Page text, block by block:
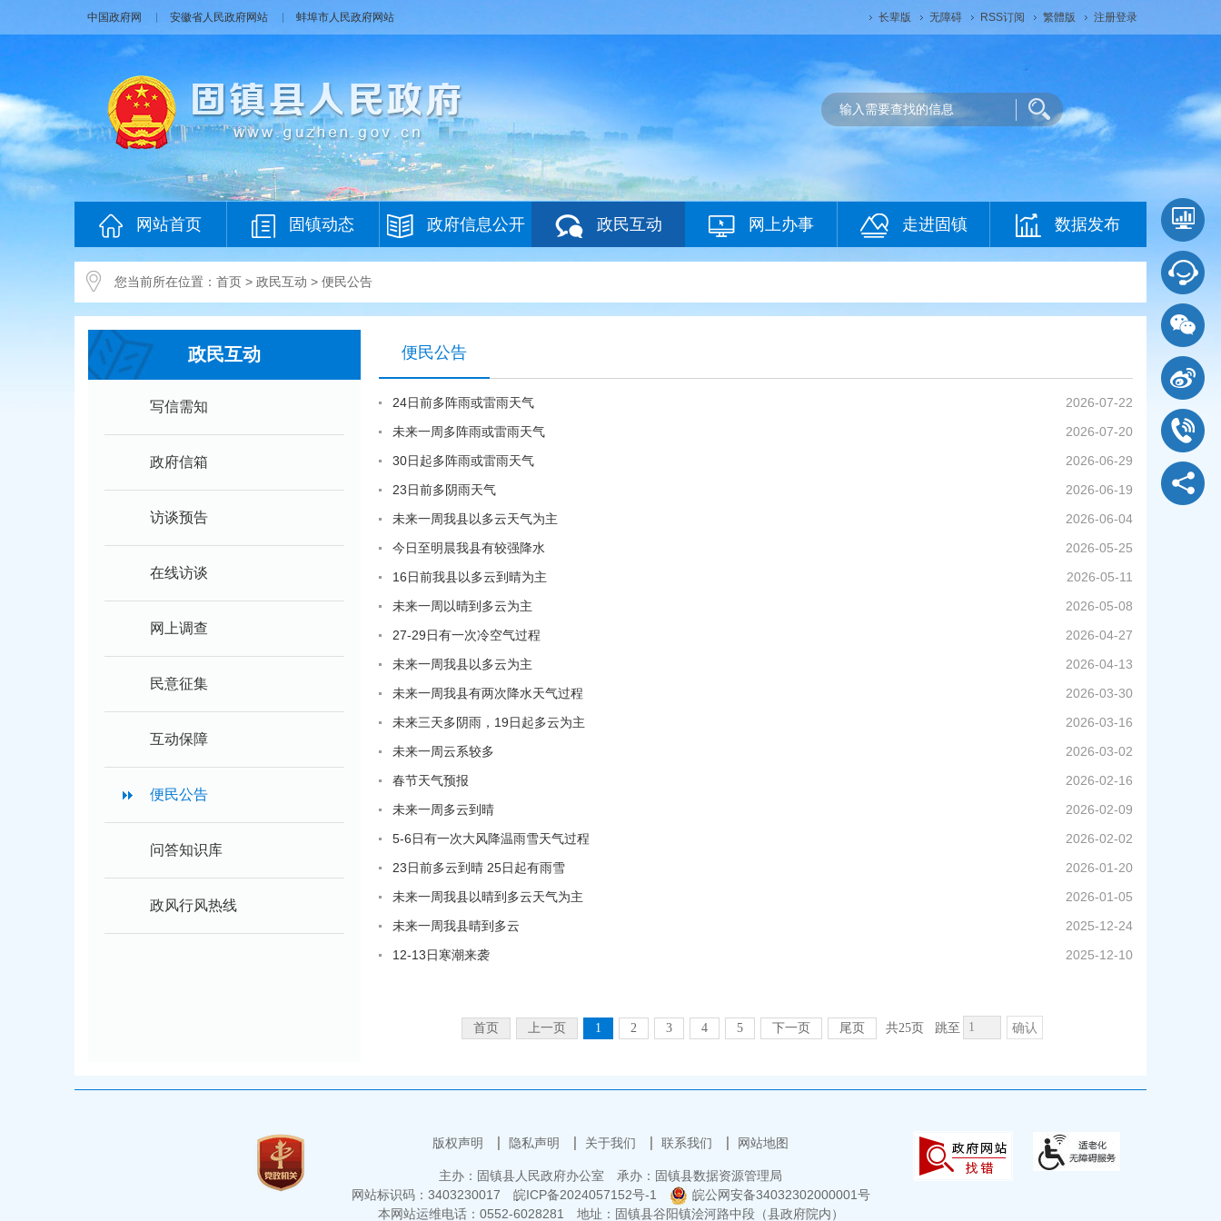
中国政府网 安徽省人民政府网站 蚌埠市人民政府网站 长辈版 无障碍 RSS订阅 繁體版 注册登录
网站首页 固镇动态 政府信息公开 政民互动 网上办事 走进固镇 数据发布
您当前所在位置： 首页 > 政民互动 > 便民公告
政民互动
写信需知
政府信箱
访谈预告
在线访谈
网上调查
民意征集
互动保障
便民公告
问答知识库
政风行风热线
便民公告
2026-07-22
24日前多阵雨或雷雨天气
2026-07-20
未来一周多阵雨或雷雨天气
2026-06-29
30日起多阵雨或雷雨天气
2026-06-19
23日前多阴雨天气
2026-06-04
未来一周我县以多云天气为主
2026-05-25
今日至明晨我县有较强降水
2026-05-11
16日前我县以多云到晴为主
2026-05-08
未来一周以晴到多云为主
2026-04-27
27-29日有一次冷空气过程
2026-04-13
未来一周我县以多云为主
2026-03-30
未来一周我县有两次降水天气过程
2026-03-16
未来三天多阴雨，19日起多云为主
2026-03-02
未来一周云系较多
2026-02-16
春节天气预报
2026-02-09
未来一周多云到晴
2026-02-02
5-6日有一次大风降温雨雪天气过程
2026-01-20
23日前多云到晴 25日起有雨雪
2026-01-05
未来一周我县以晴到多云天气为主
2025-12-24
未来一周我县晴到多云
2025-12-10
12-13日寒潮来袭
首页 上一页 1 2 3 4 5 下一页 尾页 共25页 跳至 确认
版权声明 隐私声明 关于我们 联系我们 网站地图
主办：固镇县人民政府办公室
承办：固镇县数据资源管理局
网站标识码：3403230017
皖ICP备2024057152号-1
皖公网安备34032302000001号
本网站运维电话：0552-6028281
地址：固镇县谷阳镇浍河路中段（县政府院内）